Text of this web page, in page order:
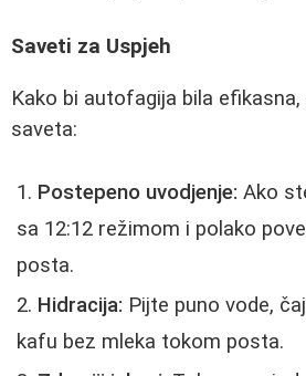
Saveti za Uspjeh
Kako bi autofagija bila
saveta:
Postepeno uvodjenje: Ako
sa 12:12 režimom i polako
posta.
Hidracija: Pijte puno vode,
kafu bez mleka tokom posta.